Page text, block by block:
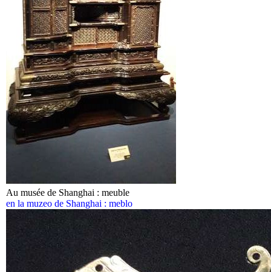
Au musée de Shanghai : meuble
en la muzeo de Shanghai : meblo